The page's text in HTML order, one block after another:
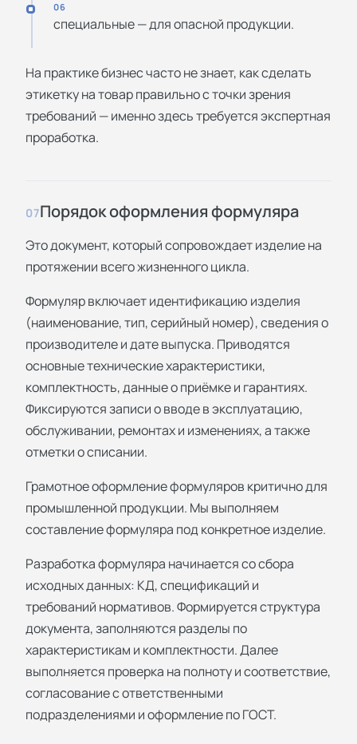
06
специальные — для опасной продукции.
На практике бизнес часто не знает, как сделать
этикетку на товар правильно с точки зрения
требований — именно здесь требуется экспертная
проработка.
07Порядок оформления формуляра
Это документ, который сопровождает изделие на
протяжении всего жизненного цикла.
Формуляр включает идентификацию изделия
(наименование, тип, серийный номер), сведения о
производителе и дате выпуска. Приводятся
основные технические характеристики,
комплектность, данные о приёмке и гарантиях.
Фиксируются записи о вводе в эксплуатацию,
обслуживании, ремонтах и изменениях, а также
отметки о списании.
Грамотное оформление формуляров критично для
промышленной продукции. Мы выполняем
составление формуляра под конкретное изделие.
Разработка формуляра начинается со сбора
исходных данных: КД, спецификаций и
требований нормативов. Формируется структура
документа, заполняются разделы по
характеристикам и комплектности. Далее
выполняется проверка на полноту и соответствие,
согласование с ответственными
подразделениями и оформление по ГОСТ.